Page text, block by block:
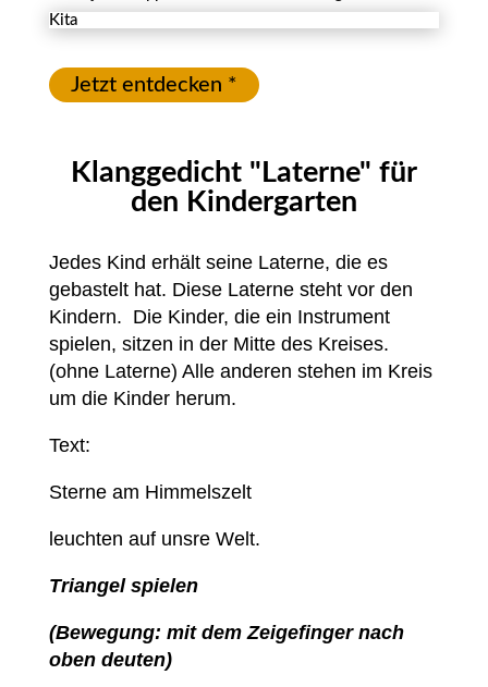
Jetzt entdecken *
Klanggedicht "Laterne" für
den Kindergarten
Jedes Kind erhält seine Laterne, die es
gebastelt hat. Diese Laterne steht vor den
Kindern. Die Kinder, die ein Instrument
spielen, sitzen in der Mitte des Kreises.
(ohne Laterne) Alle anderen stehen im Kreis
um die Kinder herum.
Text:
Sterne am Himmelszelt
leuchten auf unsre Welt.
Triangel spielen
(Bewegung: mit dem Zeigefinger nach
oben deuten)